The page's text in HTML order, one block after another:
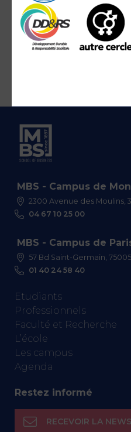
MBS - Campus de
2300 Avenue des Moulins,
04 67 10 25 00
MBS - Campus de
57 Bd Saint-Germain,
01 40 24 58 40
Etudiants
Professionnels
Faculté et Recherche
L’école
Les campus
Agenda
Restez informé
RECEVOIR LA